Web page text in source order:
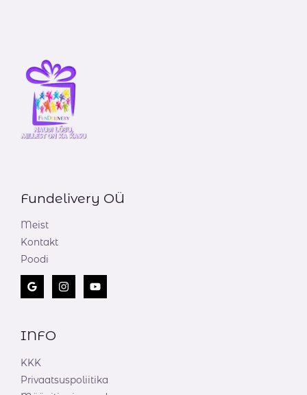
Fundelivery OÜ
Meist
Kontakt
Poodi
INFO
KKK
Privaatsuspoliitika